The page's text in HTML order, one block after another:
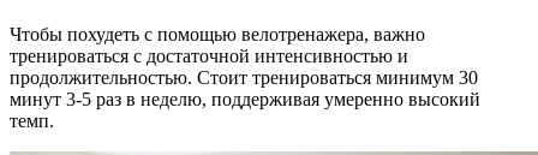
Чтобы похудеть с помощью велотренажера, важно
тренироваться с достаточной интенсивностью и
продолжительностью. Стоит тренироваться минимум 30
минут 3-5 раз в неделю, поддерживая умеренно высокий
темп.